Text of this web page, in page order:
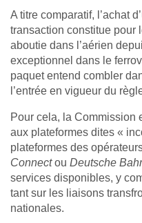
A titre comparatif, l’achat
transaction constitue pour
aboutie dans l’aérien
exceptionnel dans le
paquet entend combler
l’entrée en vigueur du
Pour cela, la Commission
aux plateformes dites «
plateformes des
Connectou Deutsche
services disponibles, y
tant sur les liaisons
nationales.